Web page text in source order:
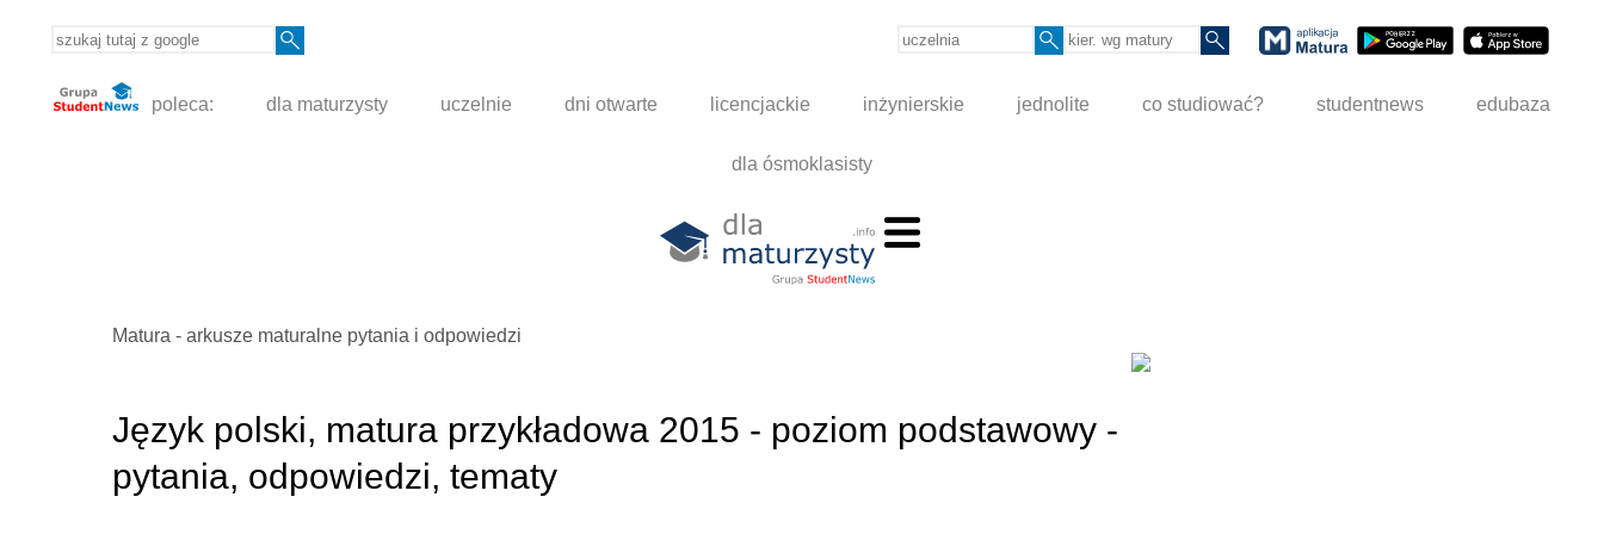
poleca: dla maturzysty uczelnie dni otwarte licencjackie inżynierskie jednolite co studiować? studentnews edubaza
dla ósmoklasisty
Matura - arkusze maturalne pytania i odpowiedzi
Język polski, matura przykładowa 2015 - poziom podstawowy -
pytania, odpowiedzi, tematy